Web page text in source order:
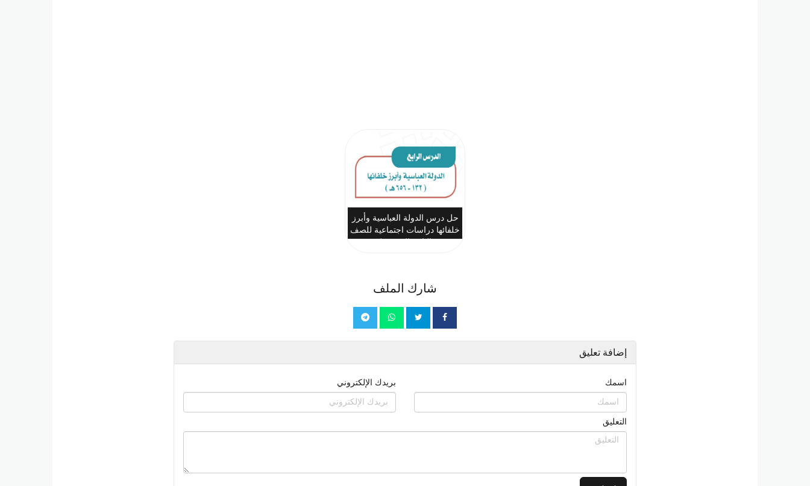
حل درس الدولة العباسية وأبرز
خلفائها دراسات اجتماعية للصف
شارك الملف
إضافة تعليق
اسمك بريدك الإلكتروني
التعليق